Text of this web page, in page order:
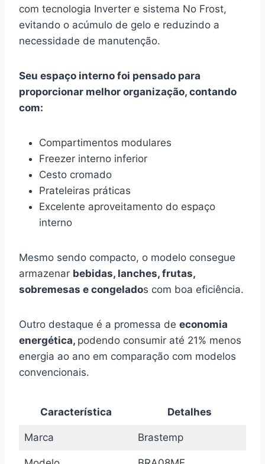
com tecnologia Inverter e sistema No Frost,
evitando o acúmulo de gelo e reduzindo a
necessidade de manutenção.
Seu espaço interno foi pensado para
proporcionar melhor organização, contando
com:
Compartimentos modulares
Freezer interno inferior
Cesto cromado
Prateleiras práticas
Excelente aproveitamento do espaço
interno
Mesmo sendo compacto, o modelo consegue
armazenar bebidas, lanches, frutas,
sobremesas e congelados com boa eficiência.
Outro destaque é a promessa de economia
energética, podendo consumir até 21% menos
energia ao ano em comparação com modelos
convencionais.
Característica Detalhes
Marca Brastemp